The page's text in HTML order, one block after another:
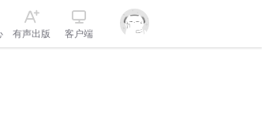
有声出版 客户端